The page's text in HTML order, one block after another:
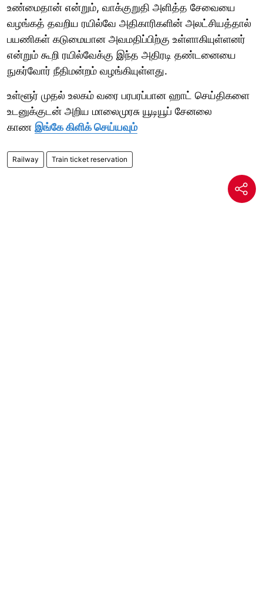
உண்மைதான் என்றும், வாக்குறுதி அளித்த சேவையை
வழங்கத் தவறிய ரயில்வே அதிகாரிகளின் அலட்சியத்தால்
பயணிகள் கடுமையான அவமதிப்பிற்கு உள்ளாகியுள்ளனர்
என்றும் கூறி ரயில்வேக்கு இந்த அதிரடி தண்டனையை
நுகர்வோர் நீதிமன்றம் வழங்கியுள்ளது.
உள்ளூர் முதல் உலகம் வரை பரபரப்பான ஹாட் செய்திகளை
உடனுக்குடன் அறிய மாலைமுரசு யூடியூப் சேனலை
காண இங்கே கிளிக் செய்யவும்
Railway Train ticket reservation